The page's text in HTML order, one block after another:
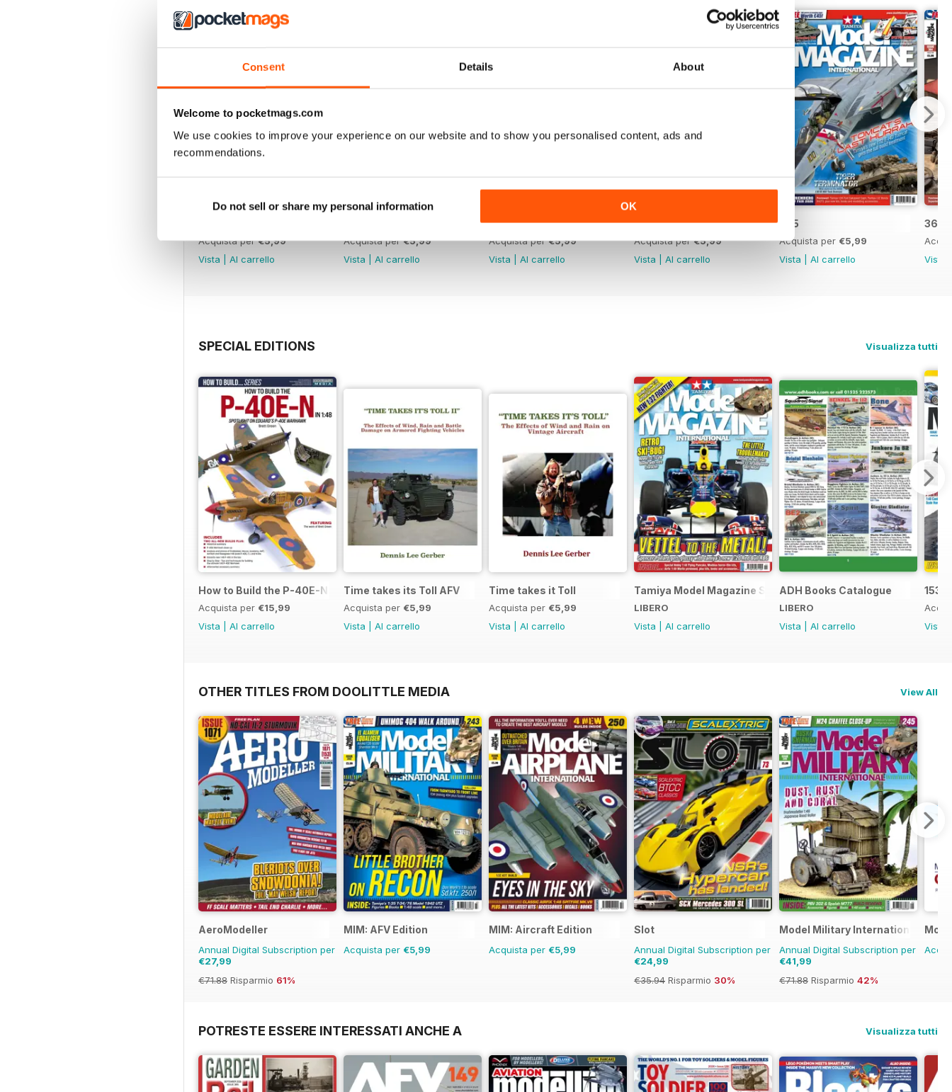
Consent Details About
Welcome to pocketmags.com
We use cookies to improve your experience on our website and to show you personalised content, ads and
recommendations.
Do not sell or share my personal information OK
Acquista per€5,99
Vista
Al carrello
Acquista per€5,99
Vista
Al carrello
367
Acquista per€5,99
Vista
Al carrello
366
Acquista per€5,99
Vista
Al carrello
365
Acquista per €5,99
Vista
Al carrello
364
Vista
SPECIAL EDITIONS Visualizza tutti
How to Build the P-40E-N in 1:48
Acquista per €15,99
Vista
Al carrello
Time takes its Toll AFV
Acquista per €5,99
Vista
Al carrello
Time takes it Toll
Acquista per €5,99
Vista
Al carrello
Tamiya Model Magazine Sample
LIBERO
Vista
Al carrello
ADH Books Catalogue
LIBERO
Vista
Al carrello
153
Vista
OTHER TITLES FROM DOOLITTLE MEDIA View All
AeroModeller
Annual Digital Subscription per
€27,99
€71.88 Risparmio 61%
MIM: AFV Edition
Acquista per €5,99
MIM: Aircraft Edition
Acquista per €5,99
Slot
Annual Digital Subscription per
€24,99
€35.94 Risparmio 30%
Model Military International
Annual Digital Subscription per
€41,99
€71.88 Risparmio 42%
POTRESTE ESSERE INTERESSATI ANCHE A Visualizza tutti